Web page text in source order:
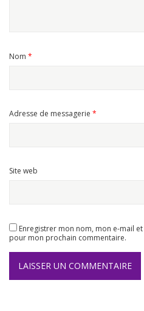
Nom *
Adresse de messagerie *
Site web
Enregistrer mon nom, mon e-mail
pour mon prochain commentaire.